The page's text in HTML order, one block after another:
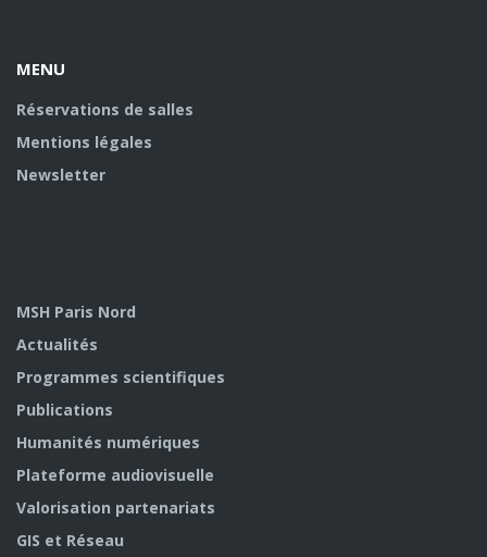
MENU
Réservations de salles
Mentions légales
Newsletter
MSH Paris Nord
Actualités
Programmes scientifiques
Publications
Humanités numériques
Plateforme audiovisuelle
Valorisation partenariats
GIS et Réseau